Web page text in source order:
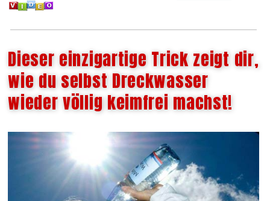
Dieser einzigartige Trick zeigt dir,
wie du selbst Dreckwasser
wieder völlig keimfrei machst!